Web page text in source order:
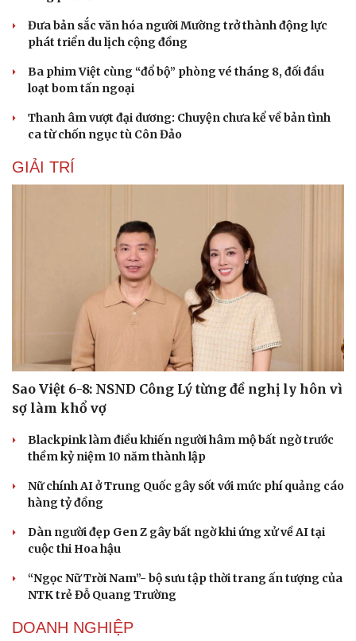
Cải chính
Đưa bản sắc văn hóa người Mường trở thành động lực
phát triển du lịch cộng đồng
Ba phim Việt cùng “đổ bộ” phòng vé tháng 8, đối đầu
loạt bom tấn ngoại
Thanh âm vượt đại dương: Chuyện chưa kể về bản tình
ca từ chốn ngục tù Côn Đảo
GIẢI TRÍ
Sao Việt 6-8: NSND Công Lý từng đề nghị ly hôn vì
sợ làm khổ vợ
Blackpink làm điều khiến người hâm mộ bất ngờ trước
thềm kỷ niệm 10 năm thành lập
Nữ chính AI ở Trung Quốc gây sốt với mức phí quảng cáo
hàng tỷ đồng
Dàn người đẹp Gen Z gây bất ngờ khi ứng xử về AI tại
cuộc thi Hoa hậu
“Ngọc Nữ Trời Nam”- bộ sưu tập thời trang ấn tượng của
NTK trẻ Đỗ Quang Trường
DOANH NGHIỆP